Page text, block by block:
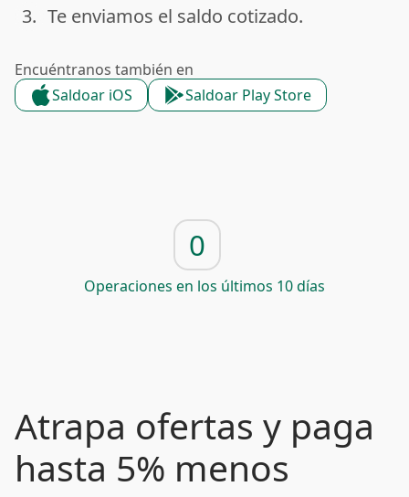
done
3. Te enviamos el saldo cotizado.
Encuéntranos también en
Saldoar iOS
Saldoar Play Store
0
Operaciones en los últimos 10 días
Atrapa ofertas y paga
hasta 5% menos